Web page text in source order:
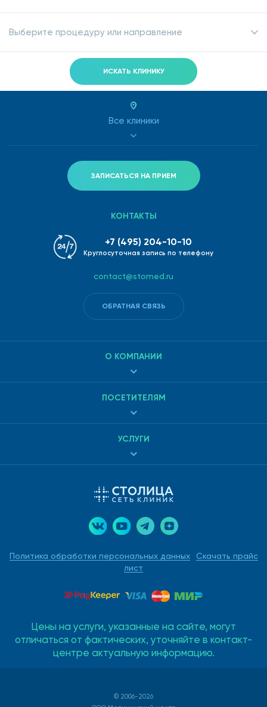
Выберите процедуру или направление
ИСКАТЬ КЛИНИКУ
Все клиники
ЗАПИСАТЬСЯ НА ПРИЕМ
Политика обработки персональных данных
Скачать прайс
лист
О КОМПАНИИ
ПОСЕТИТЕЛЯМ
УСЛУГИ
КОНТАКТЫ
+7 (495) 204-10-10
Круглосуточная запись по телефону
contact@stomed.ru
ОБРАТНАЯ СВЯЗЬ
Цены на услуги, указанные на сайте, могут
отличаться от фактических, уточняйте в контакт-
центре актуальную информацию.
© 2006-2026